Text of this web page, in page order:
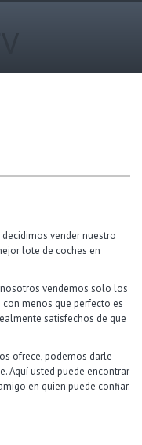
vender nuestro
lote de coches en
vendemos solo los
menos que perfecto es
satisfechos de que
ofrece, podemos darle
Aquí usted puede encontrar
en quien puede confiar.